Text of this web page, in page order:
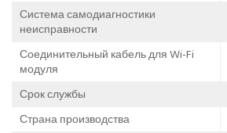
Система самодиагностики
неисправности
Соединительный кабель для Wi-Fi
модуля
Срок службы
Страна производства